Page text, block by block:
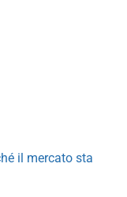
il mercato sta